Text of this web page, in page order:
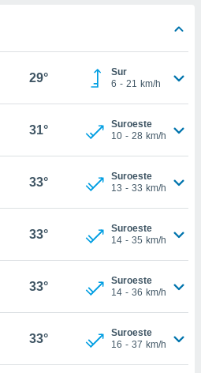
29°
Sur
6 - 21 km/h
31°
Suroeste
10 - 28 km/h
33°
Suroeste
13 - 33 km/h
33°
Suroeste
14 - 35 km/h
33°
Suroeste
14 - 36 km/h
33°
Suroeste
16 - 37 km/h